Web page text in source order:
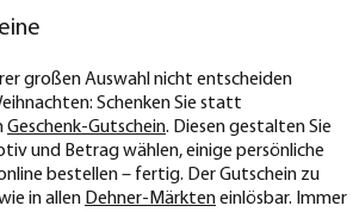
großen Auswahl nicht entscheiden
Schenken Sie statt
Geschenk-Gutschein. Diesen gestalten Sie
und Betrag wählen, einige persönliche
bestellen – fertig. Der Gutschein zu
in allen Dehner-Märkteneinlösbar. Immer